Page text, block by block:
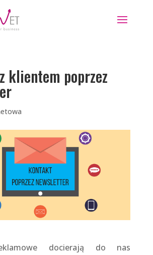
klientem poprzez
docierają do nas